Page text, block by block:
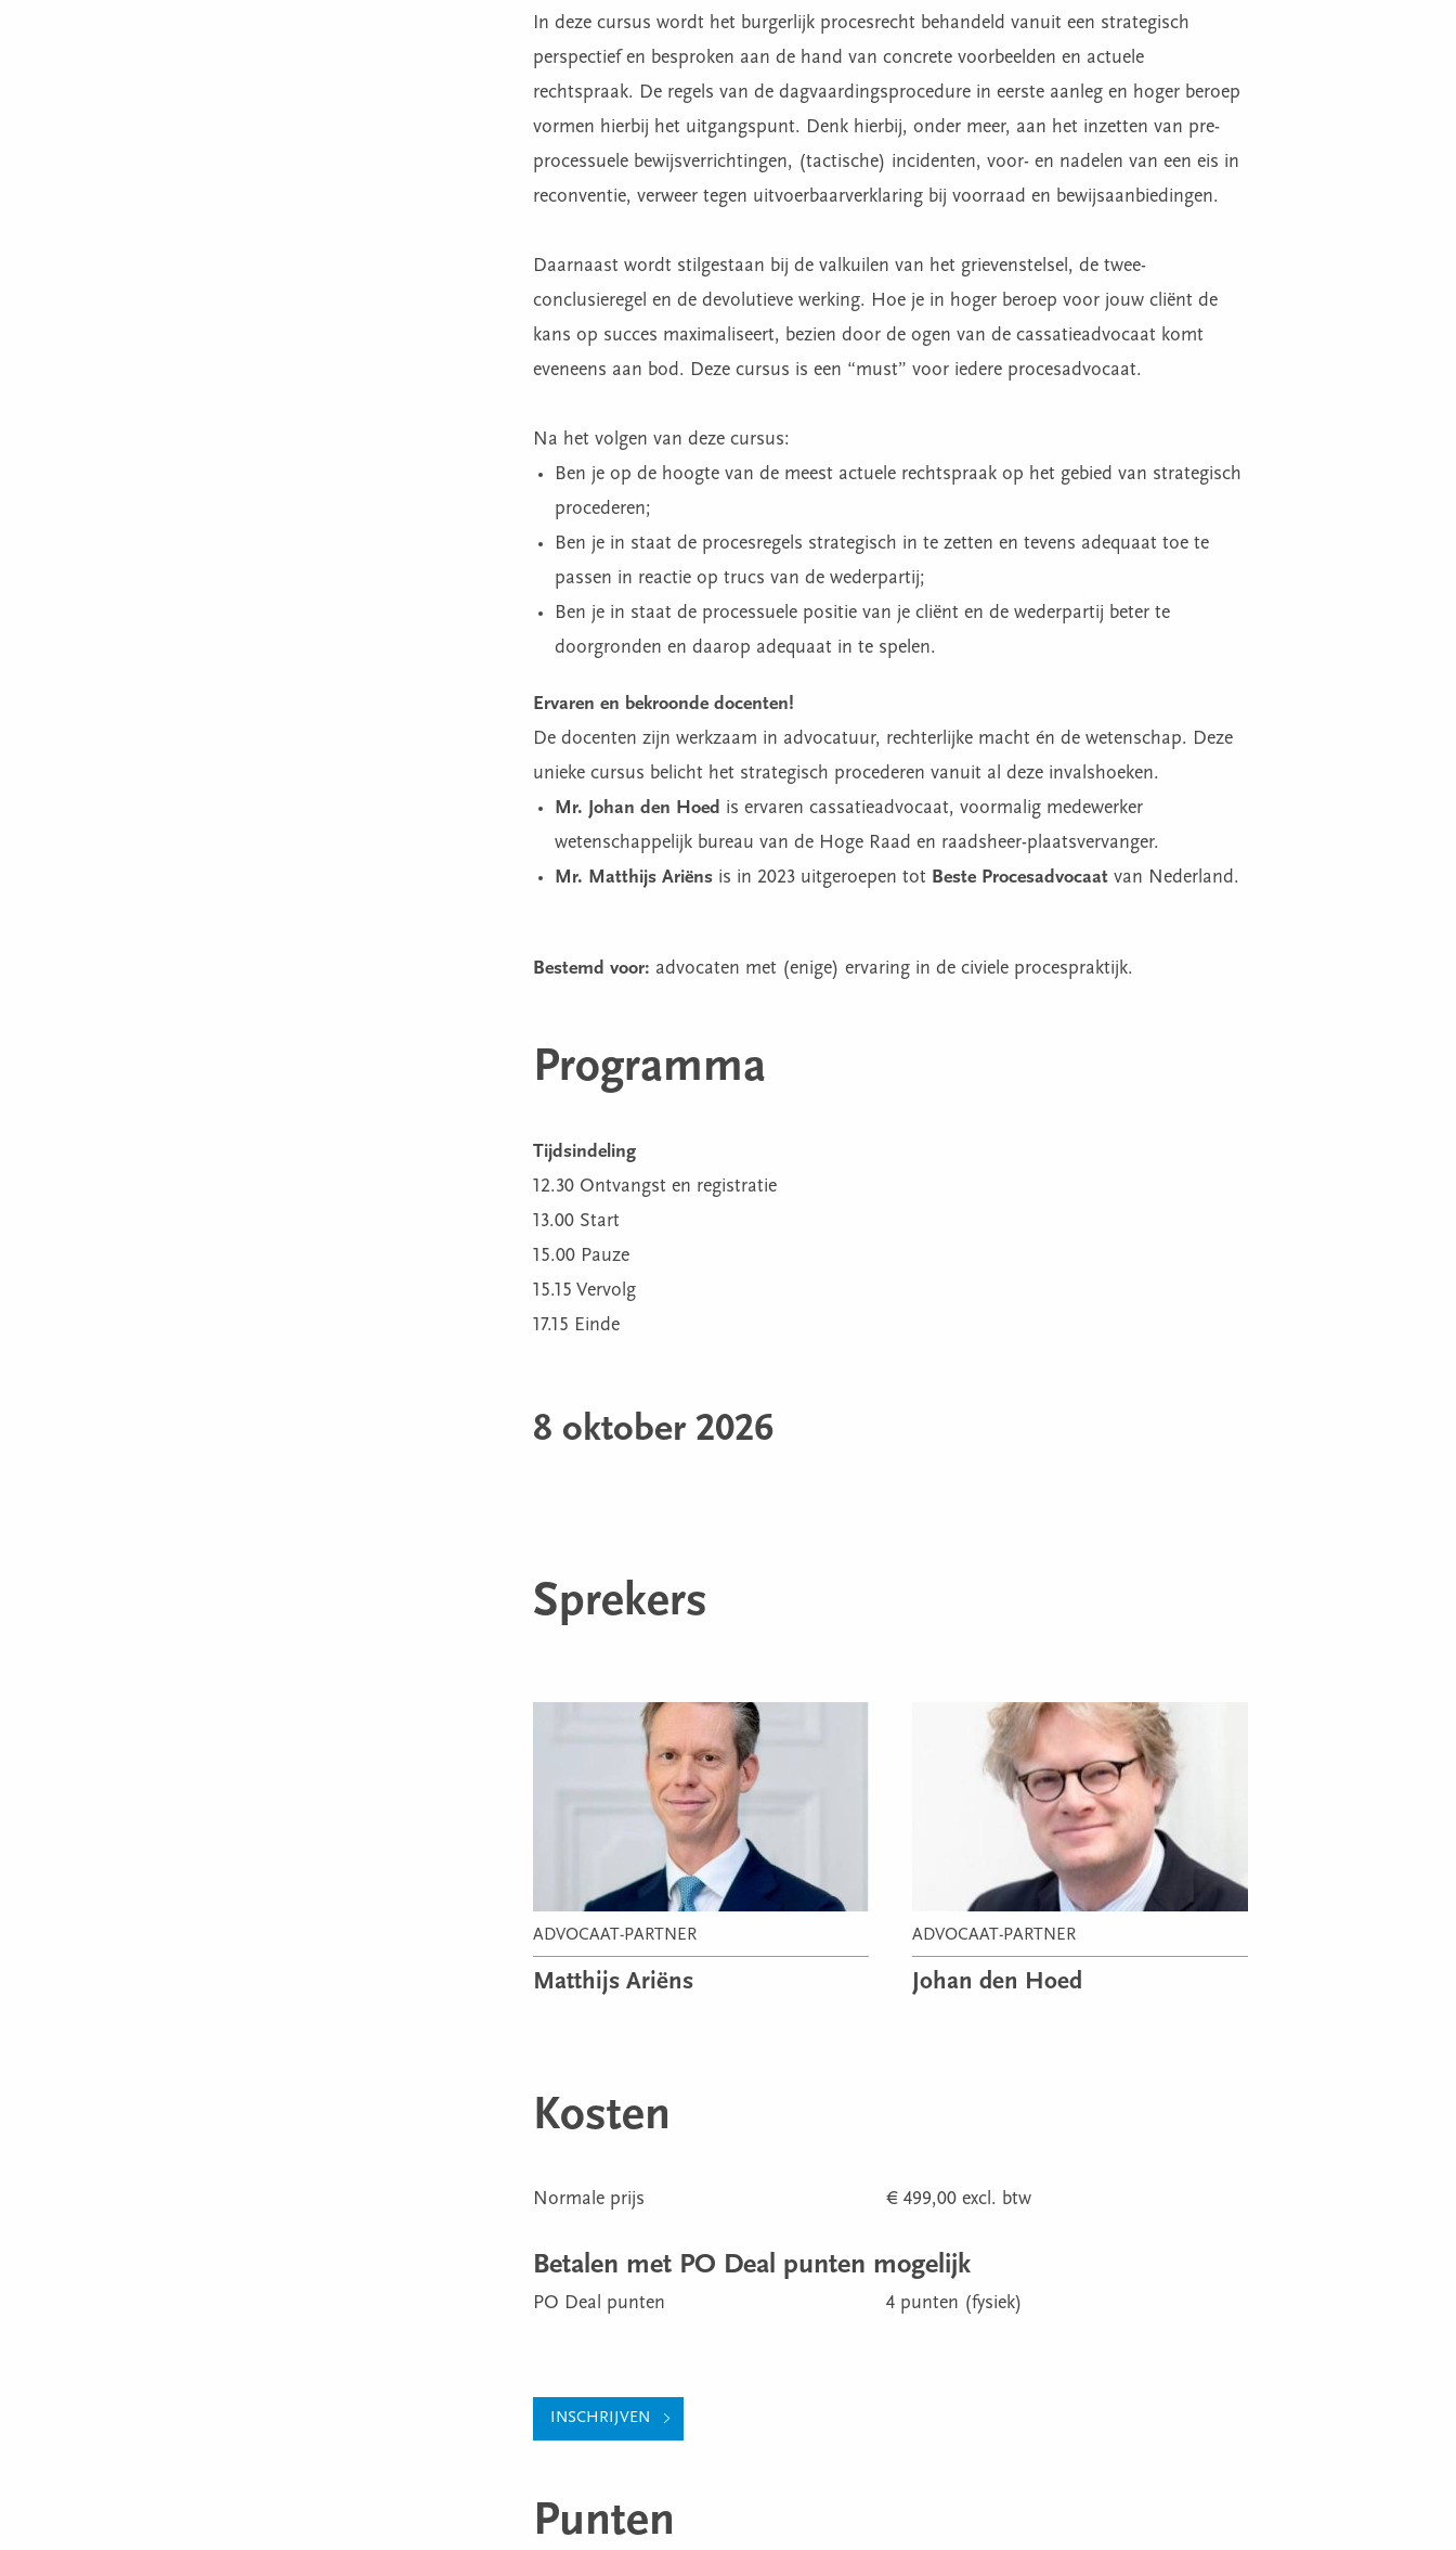
In deze cursus wordt het burgerlijk procesrecht behandeld vanuit een strategisch
perspectief en besproken aan de hand van concrete voorbeelden en actuele
rechtspraak. De regels van de dagvaardingsprocedure in eerste aanleg en hoger beroep
vormen hierbij het uitgangspunt. Denk hierbij, onder meer, aan het inzetten van pre-
processuele bewijsverrichtingen, (tactische) incidenten, voor- en nadelen van een eis in
reconventie, verweer tegen uitvoerbaarverklaring bij voorraad en bewijsaanbiedingen.
Daarnaast wordt stilgestaan bij de valkuilen van het grievenstelsel, de twee-
conclusieregel en de devolutieve werking. Hoe je in hoger beroep voor jouw cliënt de
kans op succes maximaliseert, bezien door de ogen van de cassatieadvocaat komt
eveneens aan bod. Deze cursus is een “must” voor iedere procesadvocaat.
Na het volgen van deze cursus:
Ben je op de hoogte van de meest actuele rechtspraak op het gebied van strategisch
procederen;
Ben je in staat de procesregels strategisch in te zetten en tevens adequaat toe te
passen in reactie op trucs van de wederpartij;
Ben je in staat de processuele positie van je cliënt en de wederpartij beter te
doorgronden en daarop adequaat in te spelen.
Ervaren en bekroonde docenten!
De docenten zijn werkzaam in advocatuur, rechterlijke macht én de wetenschap. Deze
unieke cursus belicht het strategisch procederen vanuit al deze invalshoeken.
Mr. Johan den Hoed is ervaren cassatieadvocaat, voormalig medewerker
wetenschappelijk bureau van de Hoge Raad en raadsheer-plaatsvervanger.
Mr. Matthijs Ariëns is in 2023 uitgeroepen tot Beste Procesadvocaat van Nederland.
Bestemd voor: advocaten met (enige) ervaring in de civiele procespraktijk.
Programma
Tijdsindeling
12.30 Ontvangst en registratie
13.00 Start
15.00 Pauze
15.15 Vervolg
17.15 Einde
8 oktober 2026
Sprekers
ADVOCAAT-PARTNER
Matthijs Ariëns
ADVOCAAT-PARTNER
Johan den Hoed
Kosten
Normale prijs € 499,00 excl. btw
Betalen met PO Deal punten mogelijk
PO Deal punten 4 punten (fysiek)
INSCHRIJVEN
Punten